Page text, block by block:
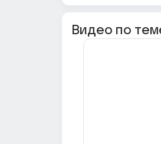
Видео по